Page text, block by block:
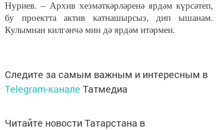
Нуриев. – Архив хезмәткәрләренә ярдәм күрсәтеп,
бу проектта актив катнашырсыз, дип ышанам.
Кулымнан килгәнчә мин дә ярдәм итәрмен.
Следите за самым важным и интересным в
Telegram-канале Татмедиа
Читайте новости Татарстана в